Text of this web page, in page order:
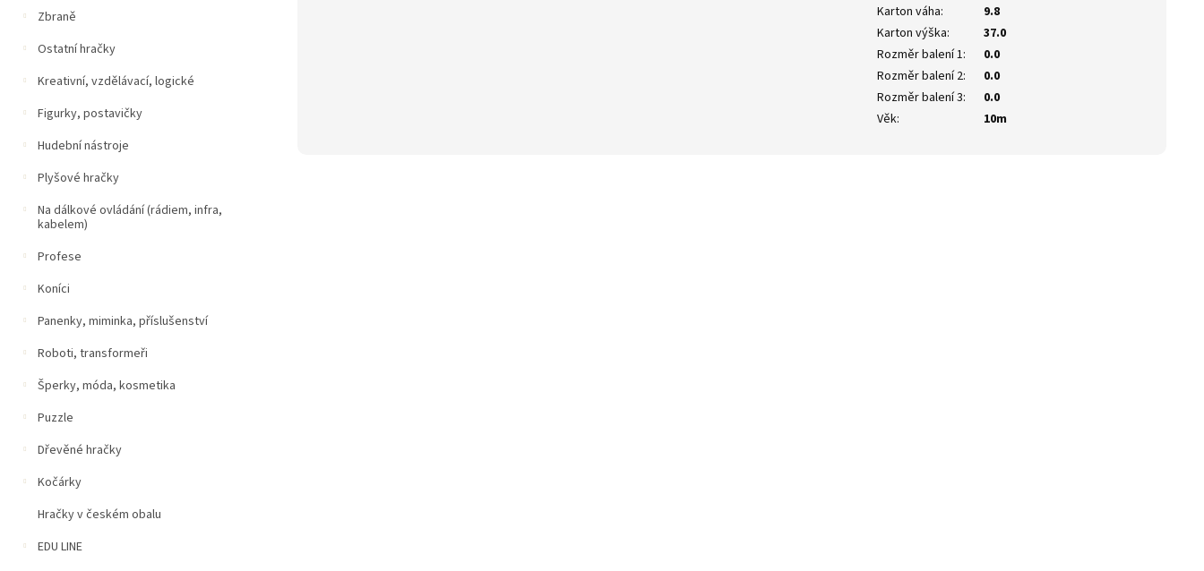
Zbraně
Ostatní hračky
Kreativní, vzdělávací, logické
Figurky, postavičky
Hudební nástroje
Plyšové hračky
Na dálkové ovládání (rádiem, infra,
kabelem)
Profese
Koníci
Panenky, miminka, příslušenství
Roboti, transformeři
Šperky, móda, kosmetika
Puzzle
Dřevěné hračky
Kočárky
Hračky v českém obalu
EDU LINE
Karton váha:
9.8
Karton výška:
37.0
Rozměr balení 1:
0.0
Rozměr balení 2:
0.0
Rozměr balení 3:
0.0
Věk: 10m